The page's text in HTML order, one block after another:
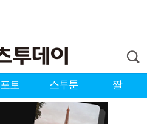
포토 스투툰 짤